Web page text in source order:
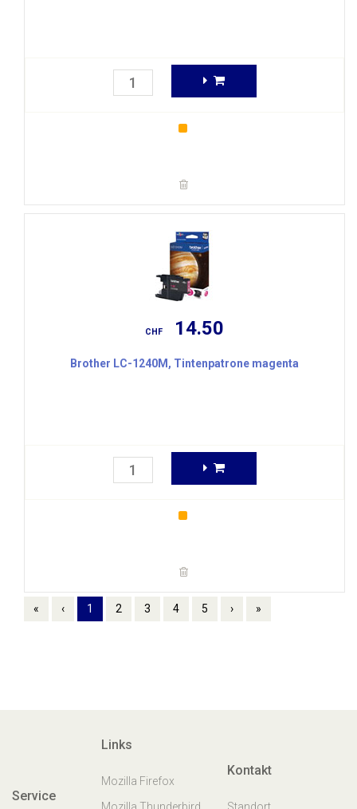
CHF 14.50
Brother LC-1240M, Tintenpatrone magenta
« ‹ 1 2 3 4 5 › »
Service
Links
Mozilla Firefox
Kontakt